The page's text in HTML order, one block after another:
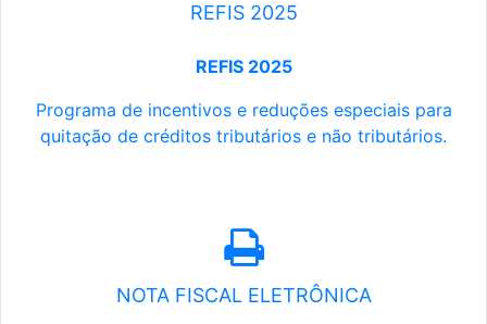
REFIS 2025
REFIS 2025
Programa de incentivos e reduções especiais para
quitação de créditos tributários e não tributários.
NOTA FISCAL ELETRÔNICA